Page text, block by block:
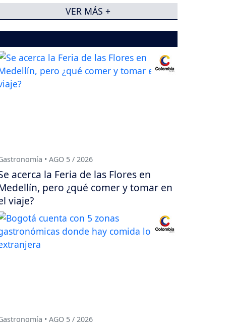
VER MÁS +
• AGO 5 / 2026
acerca la Feria de las Flores en
pero ¿qué comer y tomar en
viaje?
• AGO 5 / 2026